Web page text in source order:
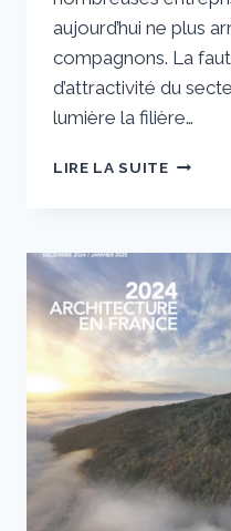
aujourd’hui ne plus
compagnons. La
d’attractivité du
lumière la filière…
LIRE LA SUITEA
ET
BTP
RHÔNE
MAIN
DANS
MAIN
POUR
CRÉER
DES